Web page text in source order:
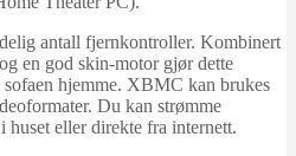
antall fjernkontroller. Kombinert
en god skin-motor gjør dette
hjemme. XBMC kan brukes
Du kan strømme
eller direkte fra internett.